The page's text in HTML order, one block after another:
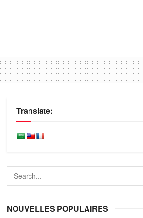
Translate:
NOUVELLES POPULAIRES